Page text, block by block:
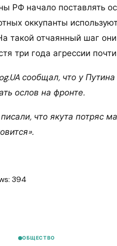
РФ начало поставлять
оккупанты
такой отчаянный шаг
три года агрессии
сообщал, что у
ослов на фронте.
что якута потряс
394
ОБЩЕСТВО